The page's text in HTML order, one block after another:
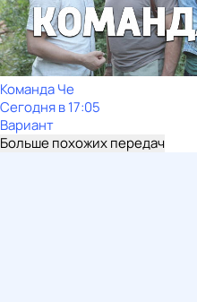
Команда Че
Сегодня в 17:05
Вариант
Больше похожих передач